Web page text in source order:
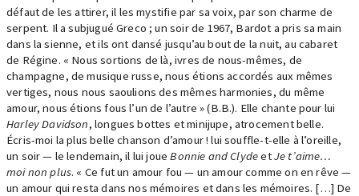
défaut de les attirer, il les mystifie par sa voix, par son charme de
serpent. Il a subjugué Greco ; un soir de 1967, Bardot a pris sa main
dans la sienne, et ils ont dansé jusqu’au bout de la nuit, au cabaret
de Régine. « Nous sortions de là, ivres de nous-mêmes, de
champagne, de musique russe, nous étions accordés aux mêmes
vertiges, nous nous saoulions des mêmes harmonies, du même
amour, nous étions fous l’un de l’autre » (B.B.). Elle chante pour lui
Harley Davidson, longues bottes et minijupe, atrocement belle.
Écris-moi la plus belle chanson d’amour ! lui souffle-t-elle à l’oreille,
un soir — le lendemain, il lui joueBonnie and ClydeetJe t’aime…
moi non plus. « Ce fut un amour fou — un amour comme on en rêve —
un amour qui resta dans nos mémoires et dans les mémoires. […] De